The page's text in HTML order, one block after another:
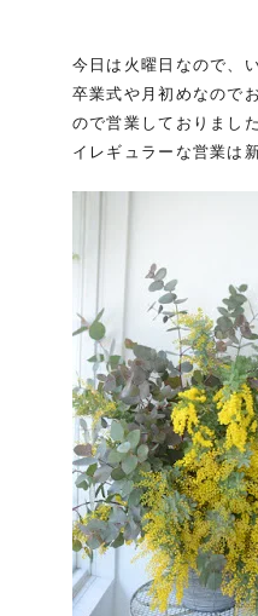
今日は火曜日なので、
卒業式や月初めなので
ので営業しておりました
イレギュラーな営業は